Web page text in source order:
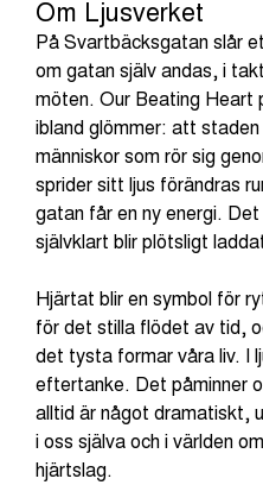
Om Ljusverket
På Svartbäcksgatan slår
om gatan själv andas, i
möten. Our Beating Heart
ibland glömmer: att
människor som rör sig
sprider sitt ljus förändras
gatan får en ny energi.
självklart blir plötsligt
Hjärtat blir en symbol för
för det stilla flödet av tid,
det tysta formar våra liv. I
eftertanke. Det påminner
alltid är något dramatiskt,
i oss själva och i världen
hjärtslag.